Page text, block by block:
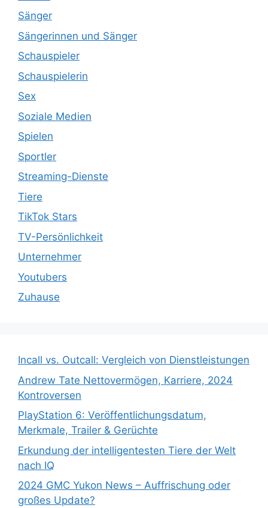
Sänger
Sängerinnen und Sänger
Schauspieler
Schauspielerin
Sex
Soziale Medien
Spielen
Sportler
Streaming-Dienste
Tiere
TikTok Stars
TV-Persönlichkeit
Unternehmer
Youtubers
Zuhause
Incall vs. Outcall: Vergleich von Dienstleistungen
Andrew Tate Nettovermögen, Karriere, 2024
Kontroversen
PlayStation 6: Veröffentlichungsdatum,
Merkmale, Trailer & Gerüchte
Erkundung der intelligentesten Tiere der Welt
nach IQ
2024 GMC Yukon News – Auffrischung oder
großes Update?